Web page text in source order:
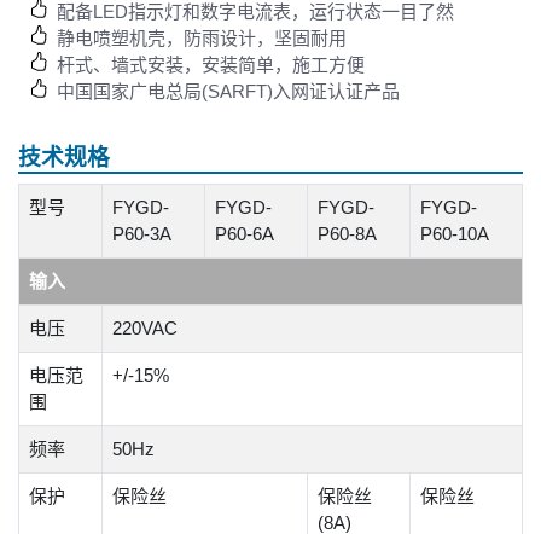
配备LED指示灯和数字电流表，运行状态一目了然
静电喷塑机壳，防雨设计，坚固耐用
杆式、墙式安装，安装简单，施工方便
中国国家广电总局(SARFT)入网证认证产品
技术规格
型号
FYGD-
P60-3A
FYGD-
P60-6A
FYGD-
P60-8A
FYGD-
P60-10A
输入
电压 220VAC
电压范
围
+/-15%
频率 50Hz
保护 保险丝
保险丝
(8A)
保险丝